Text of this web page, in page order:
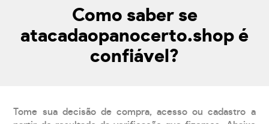
Como saber se
atacadaopanocerto.shop é
confiável?
Tome sua decisão de compra, acesso ou cadastro a